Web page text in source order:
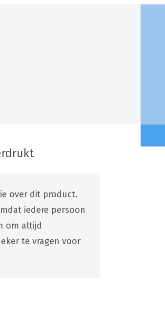
over dit product.
iedere persoon
om altijd
te vragen voor